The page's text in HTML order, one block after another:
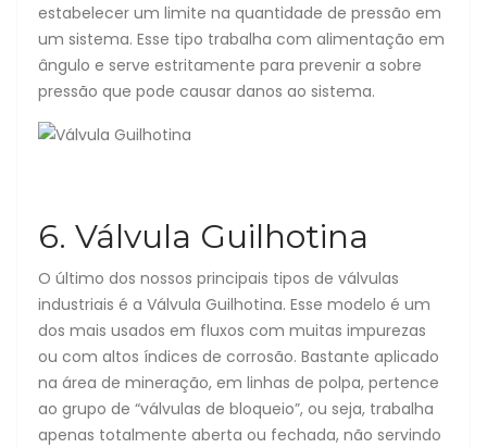
estabelecer um limite na quantidade de pressão em
um sistema. Esse tipo trabalha com alimentação em
ângulo e serve estritamente para prevenir a sobre
pressão que pode causar danos ao sistema.
6. Válvula Guilhotina
O último dos nossos principais tipos de válvulas
industriais é a Válvula Guilhotina. Esse modelo é um
dos mais usados em fluxos com muitas impurezas
ou com altos índices de corrosão. Bastante aplicado
na área de mineração, em linhas de polpa, pertence
ao grupo de “válvulas de bloqueio”, ou seja, trabalha
apenas totalmente aberta ou fechada, não servindo